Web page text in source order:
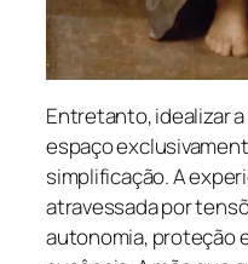
Entretanto, idealizar
espaço
simplificação. A
atravessada por
autonomia, proteção